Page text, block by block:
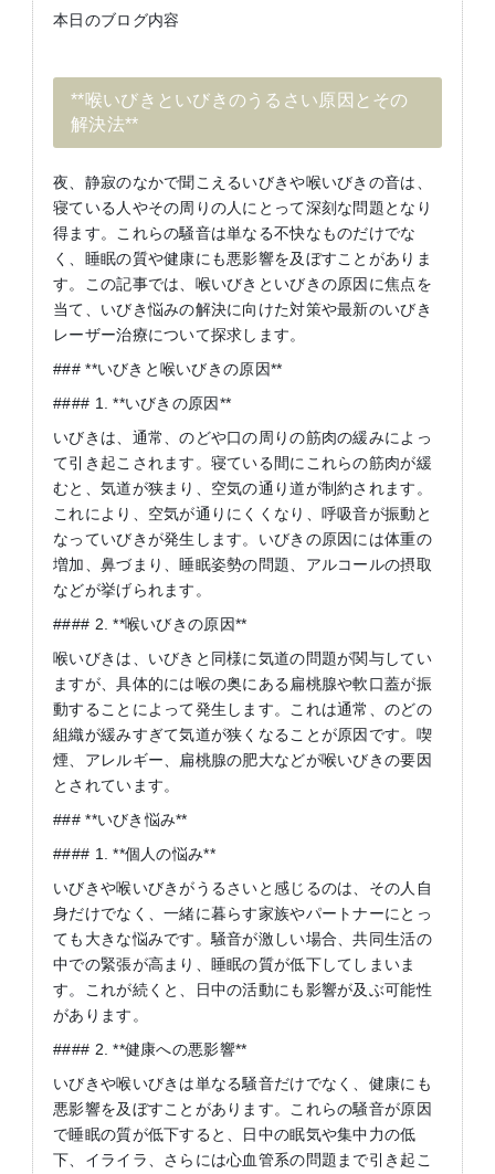
本日のブログ内容
**喉いびきといびきのうるさい原因とその
解決法**
夜、静寂のなかで聞こえるいびきや喉いびきの音は、
寝ている人やその周りの人にとって深刻な問題となり
得ます。これらの騒音は単なる不快なものだけでな
く、睡眠の質や健康にも悪影響を及ぼすことがありま
す。この記事では、喉いびきといびきの原因に焦点を
当て、いびき悩みの解決に向けた対策や最新のいびき
レーザー治療について探求します。
### **いびきと喉いびきの原因**
#### 1. **いびきの原因**
いびきは、通常、のどや口の周りの筋肉の緩みによっ
て引き起こされます。寝ている間にこれらの筋肉が緩
むと、気道が狭まり、空気の通り道が制約されます。
これにより、空気が通りにくくなり、呼吸音が振動と
なっていびきが発生します。いびきの原因には体重の
増加、鼻づまり、睡眠姿勢の問題、アルコールの摂取
などが挙げられます。
#### 2. **喉いびきの原因**
喉いびきは、いびきと同様に気道の問題が関与してい
ますが、具体的には喉の奥にある扁桃腺や軟口蓋が振
動することによって発生します。これは通常、のどの
組織が緩みすぎて気道が狭くなることが原因です。喫
煙、アレルギー、扁桃腺の肥大などが喉いびきの要因
とされています。
### **いびき悩み**
#### 1. **個人の悩み**
いびきや喉いびきがうるさいと感じるのは、その人自
身だけでなく、一緒に暮らす家族やパートナーにとっ
ても大きな悩みです。騒音が激しい場合、共同生活の
中での緊張が高まり、睡眠の質が低下してしまいま
す。これが続くと、日中の活動にも影響が及ぶ可能性
があります。
#### 2. **健康への悪影響**
いびきや喉いびきは単なる騒音だけでなく、健康にも
悪影響を及ぼすことがあります。これらの騒音が原因
で睡眠の質が低下すると、日中の眠気や集中力の低
下、イライラ、さらには心血管系の問題まで引き起こ